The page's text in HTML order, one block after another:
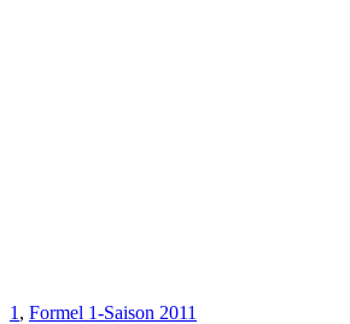
1 , Formel 1-Saison 2011